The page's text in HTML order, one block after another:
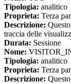
Tipologia: analitico
Proprieta: Terza
Descrizione:
traccia delle
Durata: Sessione
Nome:
Tipologia: analitico
Proprieta: Terza
Descrizione: